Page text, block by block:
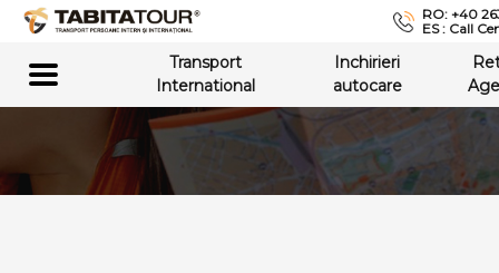
RO: +40
ES : Call
Transport
International
Inchirieri
autocare